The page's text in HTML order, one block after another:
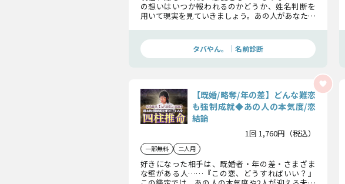
の想いはいつか報われるのかどうか、姓名判断を
用いて現実を見ていきましょう。あの人があなたに
タバやん。｜名前診断
【既婚/略奪/年の差】どんな難恋
も強制成就◆あの人の本気度/恋
結論
1回 1,760円（税込）
一部無料 二人用
好きになった相手は、既婚者・年の差・さまざま
な壁がある人……『この恋、どうすればいい？』